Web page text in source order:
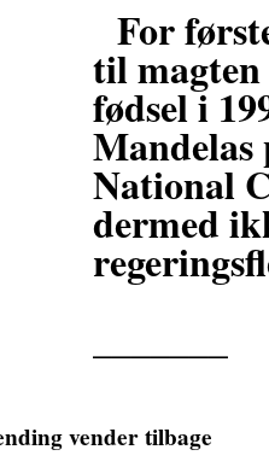
For
til
fødsel i
National
dermed
vender tilbage